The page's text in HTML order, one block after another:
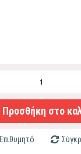
Προσθήκη στο
Επιθυμητό